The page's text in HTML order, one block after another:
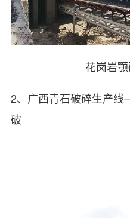
花岗岩
2、广西青石破碎生产
破